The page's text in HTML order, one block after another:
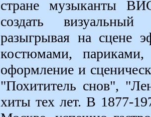
стране музыканты
создать
разыгрывая на сцене
костюмами, париками,
оформление и
"Похититель снов",
хиты тех лет. В 1877-